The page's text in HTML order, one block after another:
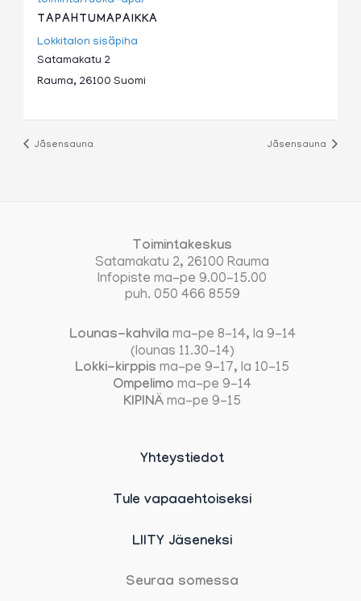
TAPAHTUMAPAIKKA
Lokkitalon sisäpiha
Satamakatu 2
Rauma, 26100 Suomi
Jäsensauna Jäsensauna
Toimintakeskus
Satamakatu 2, 26100 Rauma
Infopiste ma-pe 9.00-15.00
puh. 050 466 8559
Lounas-kahvila ma-pe 8-14, la 9-14
(lounas 11.30-14)
Lokki-kirppis ma-pe 9-17, la 10-15
Ompelimo ma-pe 9-14
KIPINÄ ma-pe 9-15
Yhteystiedot
Tule vapaaehtoiseksi
LIITY Jäseneksi
Seuraa somessa